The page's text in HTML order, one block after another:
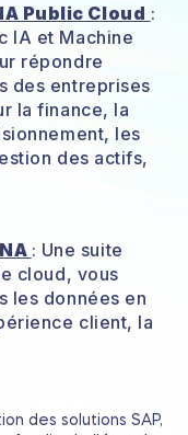
Public Cloud :
IA et Machine
répondre
des entreprises
la finance, la
les
des actifs,
: Une suite
cloud, vous
les données en
client, la
des solutions SAP,